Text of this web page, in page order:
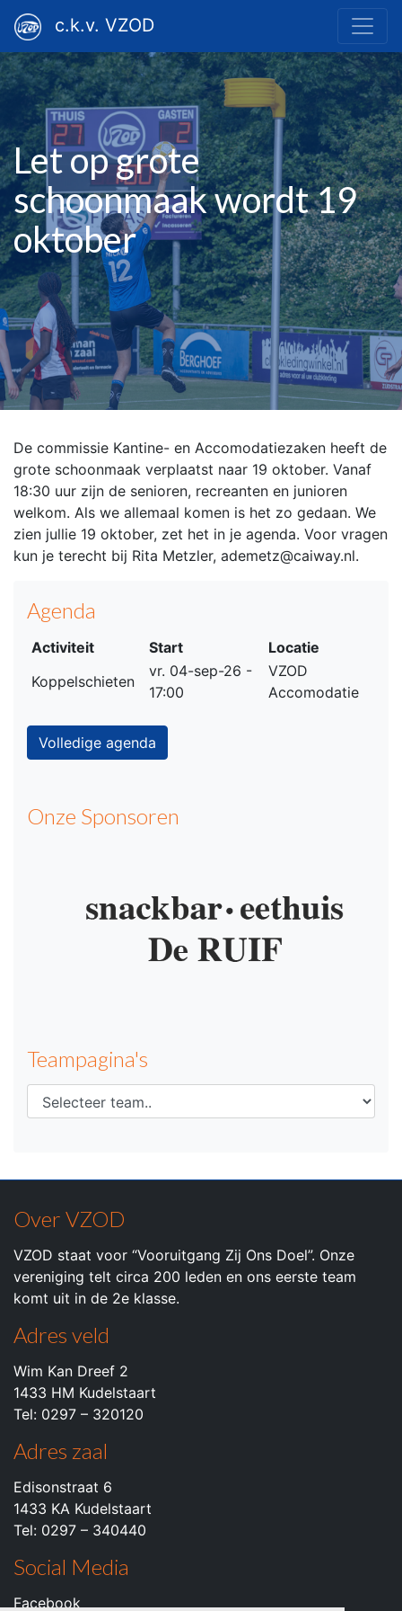
c.k.v. VZOD
Let op grote
schoonmaak wordt 19
oktober
De commissie Kantine- en Accomodatiezaken heeft de
grote schoonmaak verplaatst naar 19 oktober. Vanaf
18:30 uur zijn de senioren, recreanten en junioren
welkom. Als we allemaal komen is het zo gedaan. We
zien jullie 19 oktober, zet het in je agenda. Voor vragen
kun je terecht bij Rita Metzler, ademetz@caiway.nl.
Agenda
Activiteit Start
Locatie
Koppelschieten
vr. 04-sep-26 -
17:00
VZOD
Accomodatie
Volledige agenda
Onze Sponsoren
Teampagina's
Over VZOD
VZOD staat voor “Vooruitgang Zij Ons Doel”. Onze
vereniging telt circa 200 leden en ons eerste team
komt uit in de 2e klasse.
Adres veld
Wim Kan Dreef 2
1433 HM Kudelstaart
Tel: 0297 – 320120
Adres zaal
Edisonstraat 6
1433 KA Kudelstaart
Tel: 0297 – 340440
Social Media
Facebook